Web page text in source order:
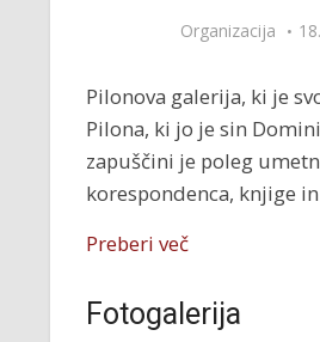
Organizacija
Pilonova galerija, ki je
Pilona, ki jo je sin
zapuščini je poleg
korespondenca, knjige
Preberi več
Fotogalerija